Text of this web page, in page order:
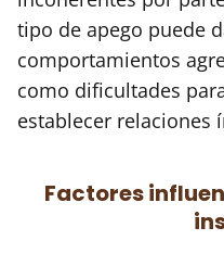
tipo de apego puede
comportamientos
como dificultades
establecer relaciones
Factores